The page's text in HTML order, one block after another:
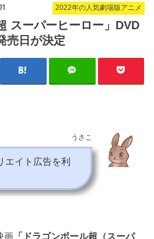
2022年の人気劇場版アニメ
スーパーヒーロー」DVD
売日が決定
うさこ
エイト広告を利
画 「ドラゴンボール超（スーパ